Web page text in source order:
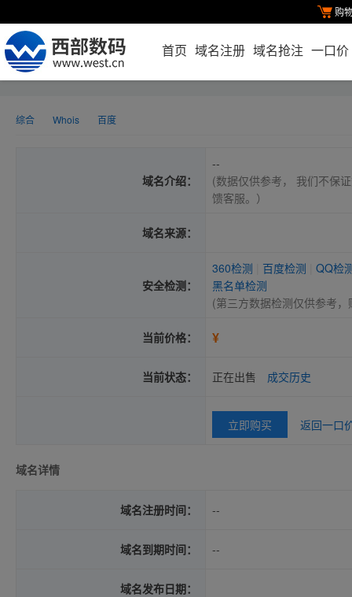
购
首页 域名注册 域名抢注 一口价
综合 Whois 百度
域名介绍：
--
(数据仅供参考， 我们不保
馈客服。）
域名来源：
安全检测：
360检测 百度检测
QQ检
黑名单检测
(第三方数据检测仅供参考
当前价格： ¥
当前状态： 正在出售 成交历史
立即购买 返回一口
域名详情
域名注册时间： --
域名到期时间： --
域名发布日期：